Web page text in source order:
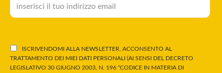
ISCRIVENDOMI ALLA NEWSLETTER, ACCONSENTO AL
TRATTAMENTO DEI MIEI DATI PERSONALI (AI SENSI DEL DECRETO
LEGISLATIVO 30 GIUGNO 2003, N. 196 “CODICE IN MATERIA DI